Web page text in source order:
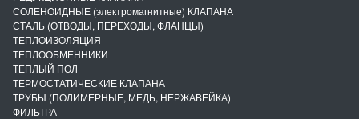
СОЛЕНОИДНЫЕ (электромагнитные) КЛАПАНА
СТАЛЬ (ОТВОДЫ, ПЕРЕХОДЫ, ФЛАНЦЫ)
ТЕПЛОИЗОЛЯЦИЯ
ТЕПЛООБМЕННИКИ
ТЕПЛЫЙ ПОЛ
ТЕРМОСТАТИЧЕСКИЕ КЛАПАНА
ТРУБЫ (ПОЛИМЕРНЫЕ, МЕДЬ, НЕРЖАВЕЙКА)
ФИЛЬТРА